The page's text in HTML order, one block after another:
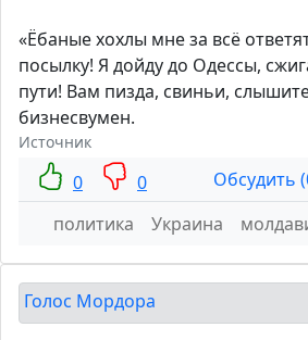
«Ёбаные хохлы мне за всё
посылку! Я дойду до Одессы,
пути! Вам пизда, свиньи,
бизнесвумен.
Источник
0 0
Обсудить
политика
Украина
Голос Мордора